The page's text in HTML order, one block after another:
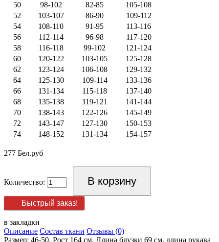
50
98-102 82-85
105-108
52
103-107 86-90
109-112
54
108-110 91-95
113-116
56
112-114 96-98
117-120
58
116-118 99-102
121-124
60
120-122 103-105
125-128
62
123-124 106-108
129-132
64
125-130 109-114
133-136
66
131-134 115-118
137-140
68
135-138 119-121
141-144
70
138-143 122-126
145-149
72
143-147 127-130
150-153
74
148-152 131-134 154-157
277 Бел.руб
Количество:
Быстрый заказ!
в закладки
Описание Состав ткани Отзывы (0)
Размер: 46-50. Рост 164 см. Длина блузки 69 см, длина рукава